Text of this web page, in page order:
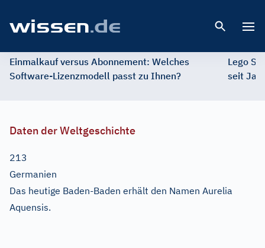
Einmalkauf versus Abonnement: Welches
Software-Lizenzmodell passt zu Ihnen?
Lego
seit
Daten der Weltgeschichte
213
Germanien
Das heutige Baden-Baden erhält den Namen Aurelia
Aquensis.